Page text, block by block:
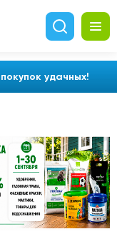
удачных!